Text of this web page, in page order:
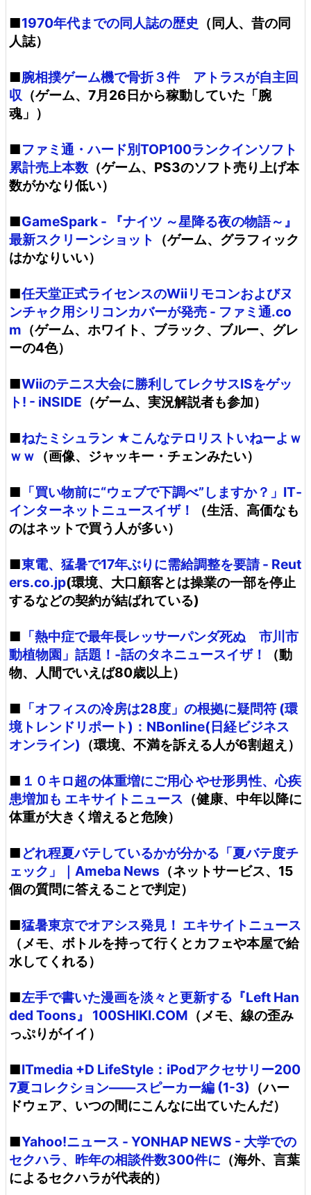
■1970年代までの同人誌の歴史 （同人、昔の同
人誌）
■腕相撲ゲーム機で骨折３件 アトラスが自主回
収 （ゲーム、7月26日から稼動していた「腕
魂」）
■ファミ通・ハード別TOP100ランクインソフト
累計売上本数 （ゲーム、PS3のソフト売り上げ本
数がかなり低い）
■GameSpark - 『ナイツ ～星降る夜の物語～』
最新スクリーンショット
（ゲーム、グラフィック
はかなりいい）
■任天堂正式ライセンスのWiiリモコンおよびヌ
ンチャク用シリコンカバーが発売 - ファミ通.co
m （ゲーム、ホワイト、ブラック、ブルー、グレ
ーの4色）
■Wiiのテニス大会に勝利してレクサスISをゲッ
ト! - iNSIDE （ゲーム、実況解説者も参加）
■ねたミシュラン ★こんなテロリストいねーよｗ
ｗｗ （画像、ジャッキー・チェンみたい）
■ 「買い物前に“ウェブで下調べ”しますか？」IT‐
インターネットニュースイザ！
（生活、高価なも
のはネットで買う人が多い）
■東電、猛暑で17年ぶりに需給調整を要請 - Reut
ers.co.jp(環境、大口顧客とは操業の一部を停止
するなどの契約が結ばれている)
■ 「熱中症で最年長レッサーパンダ死ぬ 市川市
動植物園」話題！‐話のタネニュースイザ！
（動
物、人間でいえば80歳以上）
■ 「オフィスの冷房は28度」の根拠に疑問符 (環
境トレンドリポート)：NBonline(日経ビジネス
オンライン) （環境、不満を訴える人が6割超え）
■ １０キロ超の体重増にご用心 やせ形男性、心疾
患増加も エキサイトニュース （健康、中年以降に
体重が大きく増えると危険）
■ どれ程夏バテしているかが分かる「夏バテ度チ
ェック」｜Ameba News （ネットサービス、15
個の質問に答えることで判定）
■猛暑東京でオアシス発見！ エキサイトニュース
（メモ、ボトルを持って行くとカフェや本屋で給
水してくれる）
■左手で書いた漫画を淡々と更新する『Left Han
ded Toons』 100SHIKI.COM （メモ、線の歪み
っぷりがイイ）
■ITmedia +D LifeStyle：iPodアクセサリー200
7夏コレクション――スピーカー編 (1-3) （ハー
ドウェア、いつの間にこんなに出ていたんだ）
■Yahoo!ニュース - YONHAP NEWS - 大学での
セクハラ、昨年の相談件数300件に （海外、言葉
によるセクハラが代表的）